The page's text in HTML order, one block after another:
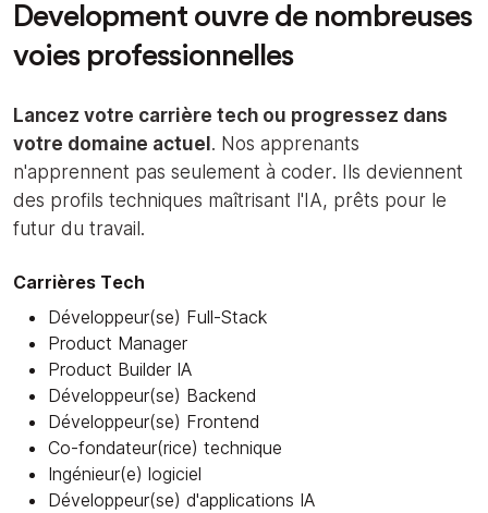
Development ouvre de nombreuses
voies professionnelles
Lancez votre carrière tech ou progressez dans
votre domaine actuel . Nos apprenants
n'apprennent pas seulement à coder. Ils deviennent
des profils techniques maîtrisant l'IA, prêts pour le
futur du travail.
Carrières Tech
Développeur(se) Full-Stack
Product Manager
Product Builder IA
Développeur(se) Backend
Développeur(se) Frontend
Co-fondateur(rice) technique
Ingénieur(e) logiciel
Développeur(se) d'applications IA